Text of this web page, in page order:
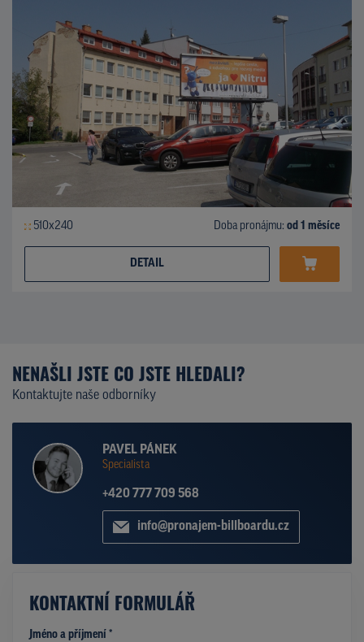
510x240 Doba pronájmu: od 1 měsíce
DETAIL
NENAŠLI JSTE CO JSTE HLEDALI?
Kontaktujte naše odborníky
PAVEL PÁNEK
Specialista
+420 777 709 568
info@pronajem-billboardu.cz
KONTAKTNÍ FORMULÁŘ
Jméno a příjmení *